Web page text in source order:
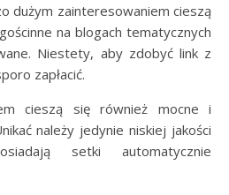
dużym zainteresowaniem cieszą
na blogach tematycznych
Niestety, aby zdobyć link z
zapłacić.
cieszą się również mocne i
należy jedynie niskiej jakości
setki automatycznie